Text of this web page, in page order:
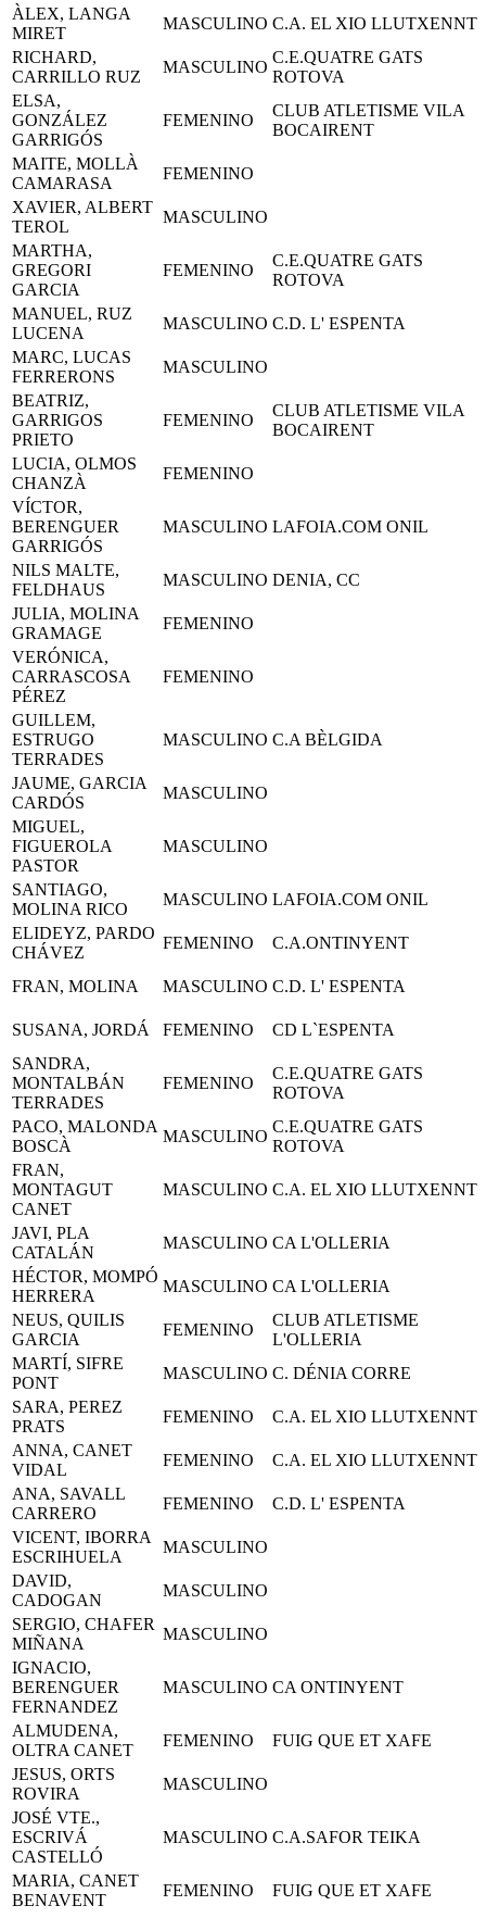
ÀLEX, LANGA
MIRET
MASCULINO C.A. EL XIO LLUTXENNT
RICHARD,
CARRILLO RUZ
MASCULINO
C.E.QUATRE GATS
ROTOVA
ELSA,
GONZÁLEZ
GARRIGÓS
FEMENINO
CLUB ATLETISME VILA
BOCAIRENT
MAITE, MOLLÀ
CAMARASA
FEMENINO
XAVIER, ALBERT
TEROL
MASCULINO
MARTHA,
GREGORI
GARCIA
FEMENINO
C.E.QUATRE GATS
ROTOVA
MANUEL, RUZ
LUCENA
MASCULINO C.D. L' ESPENTA
MARC, LUCAS
FERRERONS
MASCULINO
BEATRIZ,
GARRIGOS
PRIETO
FEMENINO
CLUB ATLETISME VILA
BOCAIRENT
LUCIA, OLMOS
CHANZÀ
FEMENINO
VÍCTOR,
BERENGUER
GARRIGÓS
MASCULINO LAFOIA.COM ONIL
NILS MALTE,
FELDHAUS
MASCULINO DENIA, CC
JULIA, MOLINA
GRAMAGE
FEMENINO
VERÓNICA,
CARRASCOSA
PÉREZ
FEMENINO
GUILLEM,
ESTRUGO
TERRADES
MASCULINO C.A BÈLGIDA
JAUME, GARCIA
CARDÓS
MASCULINO
MIGUEL,
FIGUEROLA
PASTOR
MASCULINO
SANTIAGO,
MOLINA RICO
MASCULINO LAFOIA.COM ONIL
ELIDEYZ, PARDO
CHÁVEZ
FEMENINO C.A.ONTINYENT
FRAN, MOLINA MASCULINO C.D. L' ESPENTA
SUSANA, JORDÁ FEMENINO
CD L`ESPENTA
SANDRA,
MONTALBÁN
TERRADES
FEMENINO
C.E.QUATRE GATS
ROTOVA
PACO, MALONDA
BOSCÀ
MASCULINO
C.E.QUATRE GATS
ROTOVA
FRAN,
MONTAGUT
CANET
MASCULINO C.A. EL XIO LLUTXENNT
JAVI, PLA
CATALÁN
MASCULINO CA L'OLLERIA
HÉCTOR, MOMPÓ
HERRERA
MASCULINO CA L'OLLERIA
NEUS, QUILIS
GARCIA
FEMENINO
CLUB ATLETISME
L'OLLERIA
MARTÍ, SIFRE
PONT
MASCULINO C. DÉNIA CORRE
SARA, PEREZ
PRATS
FEMENINO
C.A. EL XIO LLUTXENNT
ANNA, CANET
VIDAL
FEMENINO
C.A. EL XIO LLUTXENNT
ANA, SAVALL
CARRERO
FEMENINO
C.D. L' ESPENTA
VICENT, IBORRA
ESCRIHUELA
MASCULINO
DAVID,
CADOGAN
MASCULINO
SERGIO, CHAFER
MIÑANA
MASCULINO
IGNACIO,
BERENGUER
FERNANDEZ
MASCULINO CA ONTINYENT
ALMUDENA,
OLTRA CANET
FEMENINO
FUIG QUE ET XAFE
JESUS, ORTS
ROVIRA
MASCULINO
JOSÉ VTE.,
ESCRIVÁ
CASTELLÓ
MASCULINO C.A.SAFOR TEIKA
MARIA, CANET
BENAVENT
FEMENINO
FUIG QUE ET XAFE